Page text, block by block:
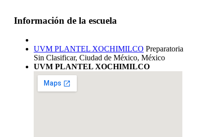
Información de la escuela
UVM PLANTEL XOCHIMILCO Preparatoria
Sin Clasificar, Ciudad de México, México
UVM PLANTEL XOCHIMILCO